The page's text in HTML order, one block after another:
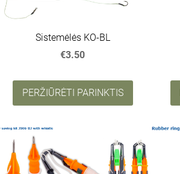
Sistemėlės KO-BL
€3.50
PERŽIŪRĖTI PARINKTIS